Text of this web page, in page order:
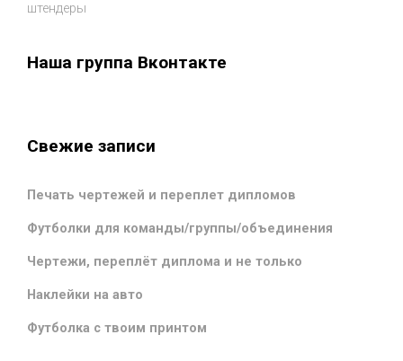
штендеры
Наша группа Вконтакте
Свежие записи
Печать чертежей и переплет дипломов
Футболки для команды/группы/объединения
Чертежи, переплёт диплома и не только
Наклейки на авто
Футболка с твоим принтом